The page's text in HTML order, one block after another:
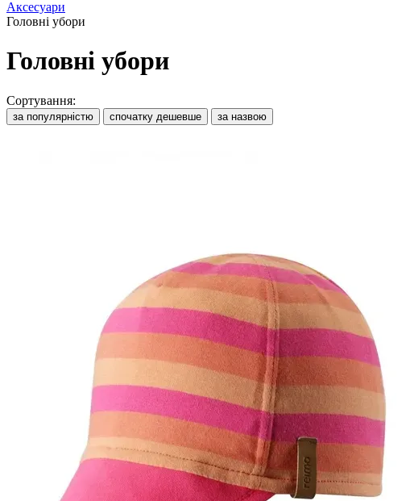
Аксесуари
Головні убори
Головні убори
Сортування:
за популярністю спочатку дешевше за назвою